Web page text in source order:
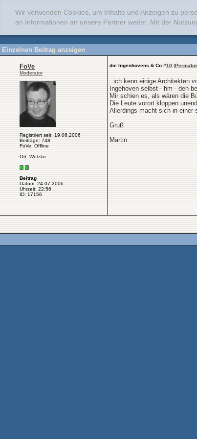
Wir verwenden Cookies, um Inhalte und Anzeigen zu
an Informationen an unsere Partner weiter. Mit der
Einzelnen Beitrag anzeigen
FoVe
Moderator
Registriert seit: 19.06.2006
Beiträge: 748
FoVe: Offline
Ort: Wetzlar
Beitrag
Datum: 24.07.2006
Uhrzeit: 22:56
ID: 17156
die Ingenhovens & Co #10 (
..ich kenn einige Architekten
Ingehoven selbst - hm - den
Mir schien es, als wären die
Die Leute vorort kloppen
Allerdings macht sich in einer
Gruß
Martin